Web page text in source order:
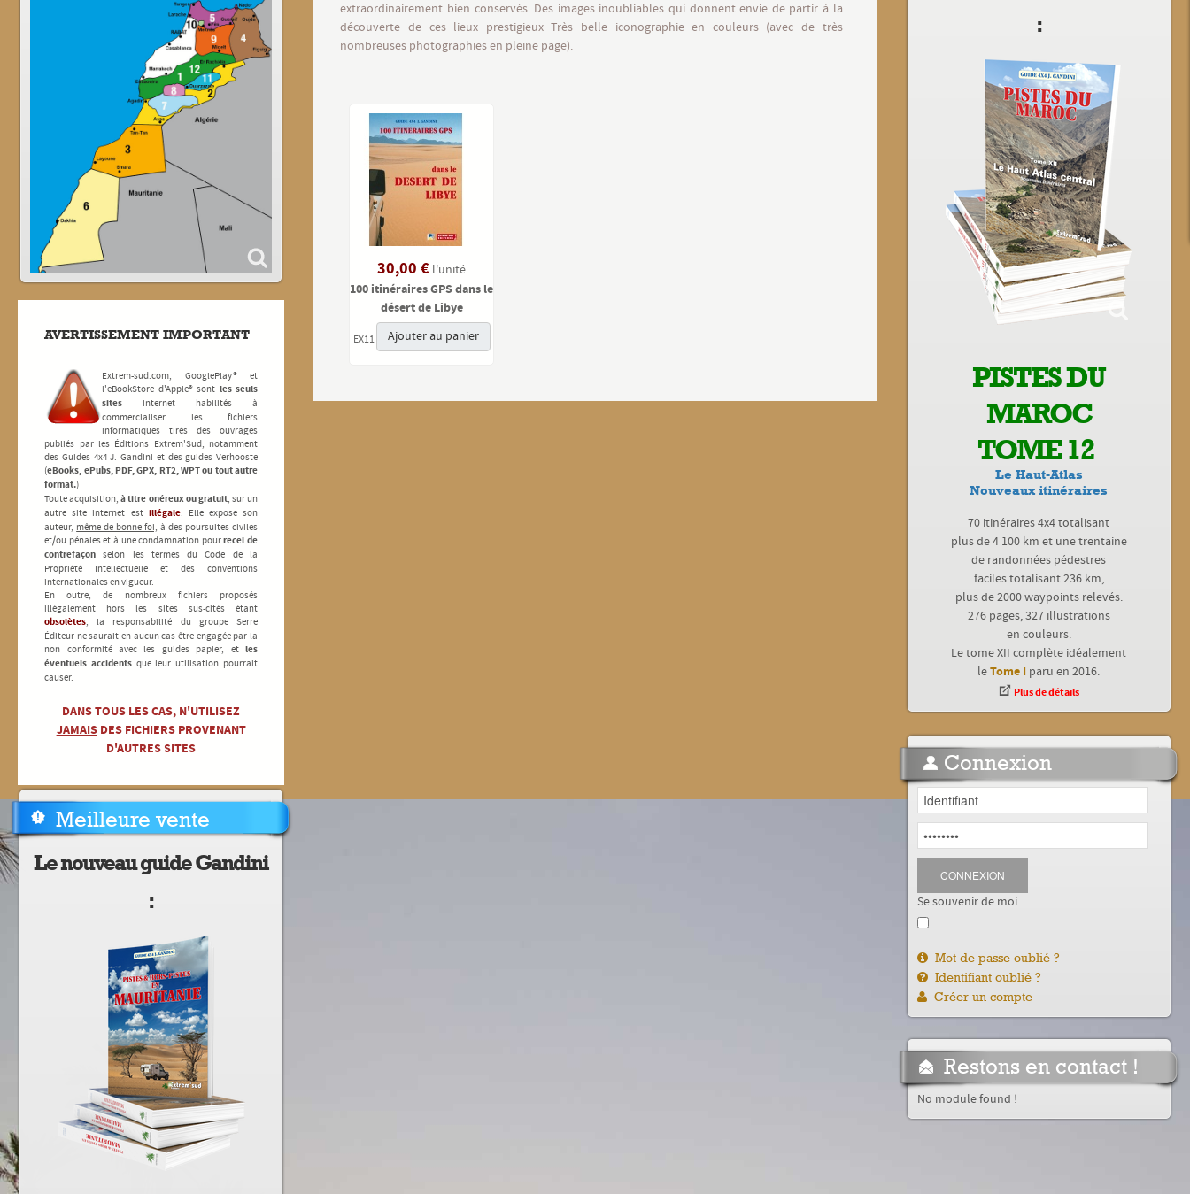
AVERTISSEMENTIMPORTANT
Extrem-sud.com, GooglePlay® et
l'eBookStore d'Apple® sont les seuls
sites internet habilités à
commercialiser les fichiers
informatiques tirés des ouvrages
publiés par les Éditions Extrem'Sud, notamment
des Guides 4x4 J. Gandini et des guides Verhooste
(eBooks, ePubs, PDF, GPX, RT2, WPT ou tout autre
format.)
Toute acquisition,à titre onéreux ou gratuit, sur un
autre site internet est illégale. Elle expose son
auteur, même de bonne foi, à des poursuites civiles
et/ou pénales et à une condamnation pourrecel de
contrefaçon selon les termes du Code de la
Propriété Intellectuelle et des conventions
internationales en vigueur.
En outre, de nombreux fichiers proposés
illégalement hors les sites sus-cités étant
obsolètes, la responsabilité du groupe Serre
Éditeur ne saurait en aucun cas être engagée par la
non conformité avec les guides papier, et les
éventuels accidentsque leur utilisation pourrait
causer.
DANS TOUS LES CAS, N'UTILISEZ
JAMAISDES FICHIERS PROVENANT
D'AUTRES SITES
Meilleure vente
Le nouveau guide Gandini
:
extraordinairement bien conservés. Des images inoubliables qui donnent envie de partir à la
découverte de ces lieux prestigieux Très belle iconographie en couleurs (avec de très
nombreuses photographies en pleine page).
30,00 € l'unité
100 itinéraires GPS dans le
désert de Libye
EX11 Ajouter au panier
:
PISTES DU
MAROC
TOME 12
Le Haut-Atlas
Nouveaux itinéraires
70 itinéraires 4x4 totalisant
plus de 4 100 km et une trentaine
de randonnées pédestres
faciles totalisant 236 km,
plus de 2000 waypoints relevés.
276 pages, 327 illustrations
en couleurs.
Le tome XII complète idéalement
leTome I paru en 2016.
Plus de détails
Connexion
CONNEXION
Se souvenir de moi
Mot de passe oublié ?
Identifiant oublié ?
Créer un compte
Restons en contact !
No module found !